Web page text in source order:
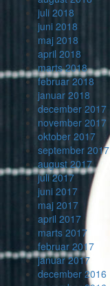
juli 2018
juni 2018
maj 2018
april 2018
marts 2018
februar 2018
januar 2018
december 2017
november 2017
oktober 2017
september 2017
august 2017
juli 2017
juni 2017
maj 2017
april 2017
marts 2017
februar 2017
januar 2017
december 2016